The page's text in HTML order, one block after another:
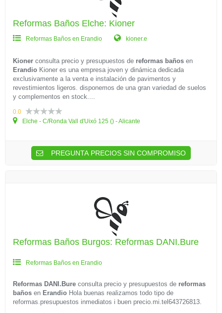
Reformas Baños Elche: Kioner
Reformas Baños en Erandio kioner.e
Kioner consulta precio y presupuestos de reformas baños en
Erandio Kioner es una empresa joven y dinámica dedicada
exclusivamente a la venta e instalación de pavimentos y
revestimientos ligeros. disponemos de una gran variedad de suelos
y complementos en stock....
0.0
Elche - C/Ronda Vall d'Uixó 125 () - Alicante
PREGUNTA PRECIOS SIN COMPROMISO
Reformas Baños Burgos: Reformas DANI.Bure
Reformas Baños en Erandio
Reformas DANI.Bure consulta precio y presupuestos de reformas
baños en Erandio Hola buenas realizamos todo tipo de
reformas.presupuestos inmediatos i buen precio.mi.tel643726813.